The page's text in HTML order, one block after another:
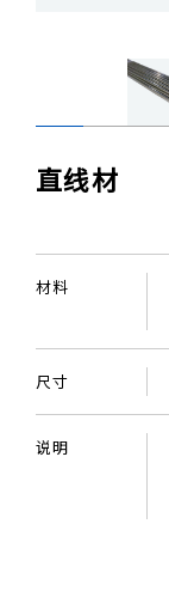
直线材
材料
尺寸
说明